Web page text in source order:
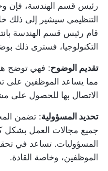
رئيس قسم الهندسة، فإن
التنظيمي سيشير إلى ذلك
قام رئيس قسم الهندسة
التكنولوجيا، فسترى ذلك
تقديم الوضوح: فهي توضح
مما يساعد الموظفين على
الاتصال بها للحصول على
تحديد المسؤولية: تضمن
جميع مجالات العمل
المسؤوليات. تساعد في
الموظفين، وخاصة القادة.